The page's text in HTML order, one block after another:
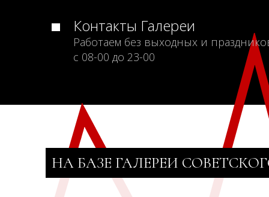
Контакты Галереи
Работаем без выходных и
с 08-00 до 23-00
НА БАЗЕ ГАЛЕРЕИ